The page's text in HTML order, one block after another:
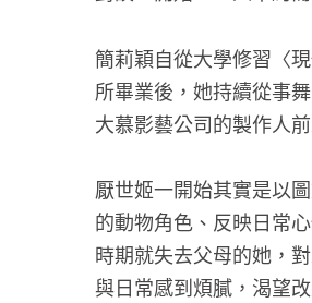
簡莉穎自從大學修習〈
所畢業後，她持續從事
大慕影藝公司的製作人
厭世姬一開始其實是以
的動物角色、反映日常
時期就失去父母的她，
與日常感到煩膩，渴望